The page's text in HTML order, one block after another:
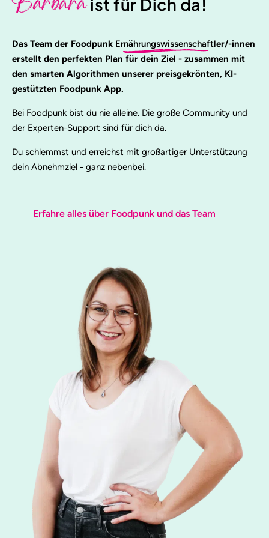
ist für Dich da!
Das Team der Foodpunk Ernährungswissenschaftler/-innen
erstellt den perfekten Plan für dein Ziel - zusammen mit
den smarten Algorithmen unserer preisgekrönten, KI-
gestützten Foodpunk App.
Bei Foodpunk bist du nie alleine. Die große Community und
der Experten-Support sind für dich da.
Du schlemmst und erreichst mit großartiger Unterstützung
dein Abnehmziel - ganz nebenbei.
Erfahre alles über Foodpunk und das Team